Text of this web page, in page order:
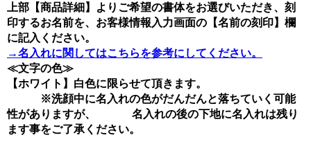
上部【商品詳細】よりご希望の書体をお選びいただき、刻
印するお名前を、お客様情報入力画面の【名前の刻印】欄
に記入ください。
→名入れに関してはこちらを参考にしてください。
≪文字の色≫
【ホワイト】白色に限らせて頂きます。
※洗顔中に名入れの色がだんだんと落ちていく可能
性がありますが、 名入れの後の下地に名入れは残り
ます事をご了承ください。